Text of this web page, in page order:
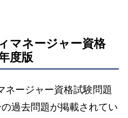
マネージャー資格
度版
ネージャー資格試験問題
過去問題が掲載されてい